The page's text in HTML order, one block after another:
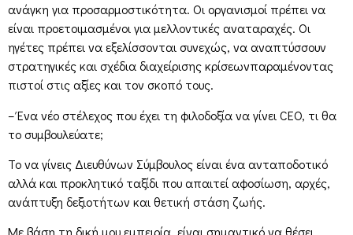
ανάγκη για προσαρμοστικότητα. Οι οργανισμοί πρέπει να
είναι προετοιμασμένοι για μελλοντικές αναταραχές. Οι
ηγέτες πρέπει να εξελίσσονται συνεχώς, να αναπτύσσουν
στρατηγικές και σχέδια διαχείρισης κρίσεωνπαραμένοντας
πιστοί στις αξίες και τον σκοπό τους.
– Ένα νέο στέλεχος που έχει τη φιλοδοξία να γίνει CEO, τι θα
το συμβουλεύατε;
Το να γίνεις Διευθύνων Σύμβουλος είναι ένα ανταποδοτικό
αλλά και προκλητικό ταξίδι που απαιτεί αφοσίωση, αρχές,
ανάπτυξη δεξιοτήτων και θετική στάση ζωής.